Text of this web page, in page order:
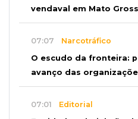
vendaval em Mato
07:07 Narcotráfico
O escudo da fronteira:
avanço das
07:01 Editorial